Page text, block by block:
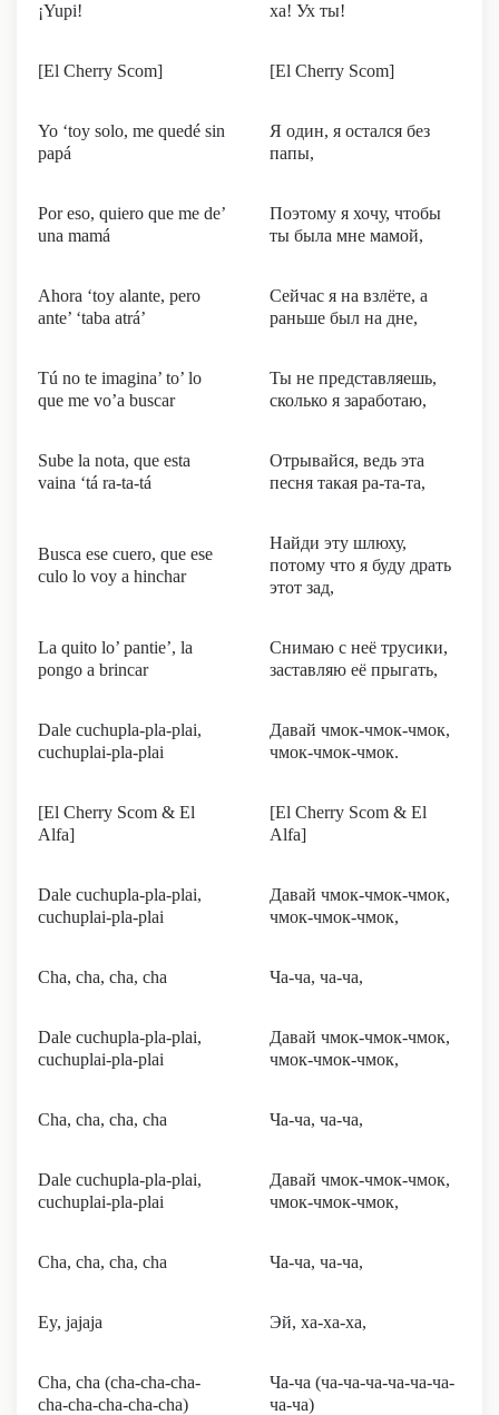
¡Yupi! ха! Ух ты!
[El Cherry Scom] [El Cherry Scom]
Yo ‘toy solo, me quedé sin
papá
Я один, я остался без
папы,
Por eso, quiero que me de’
una mamá
Поэтому я хочу, чтобы
ты была мне мамой,
Ahora ‘toy alante, pero
ante’ ‘taba atrá’
Сейчас я на взлёте, а
раньше был на дне,
Tú no te imagina’ to’ lo
que me vo’a buscar
Ты не представляешь,
сколько я заработаю,
Sube la nota, que esta
vaina ‘tá ra-ta-tá
Отрывайся, ведь эта
песня такая ра-та-та,
Busca ese cuero, que ese
culo lo voy a hinchar
Найди эту шлюху,
потому что я буду драть
этот зад,
La quito lo’ pantie’, la
pongo a brincar
Снимаю с неё трусики,
заставляю её прыгать,
Dale cuchupla-pla-plai,
cuchuplai-pla-plai
Давай чмок-чмок-чмок,
чмок-чмок-чмок.
[El Cherry Scom & El
Alfa]
[El Cherry Scom & El
Alfa]
Dale cuchupla-pla-plai,
cuchuplai-pla-plai
Давай чмок-чмок-чмок,
чмок-чмок-чмок,
Cha, cha, cha, cha Ча-ча, ча-ча,
Dale cuchupla-pla-plai,
cuchuplai-pla-plai
Давай чмок-чмок-чмок,
чмок-чмок-чмок,
Cha, cha, cha, cha Ча-ча, ча-ча,
Dale cuchupla-pla-plai,
cuchuplai-pla-plai
Давай чмок-чмок-чмок,
чмок-чмок-чмок,
Cha, cha, cha, cha Ча-ча, ча-ча,
Ey, jajaja Эй, ха-ха-ха,
Cha, cha (cha-cha-cha-
cha-cha-cha-cha-cha)
Ча-ча (ча-ча-ча-ча-ча-ча-
ча-ча)